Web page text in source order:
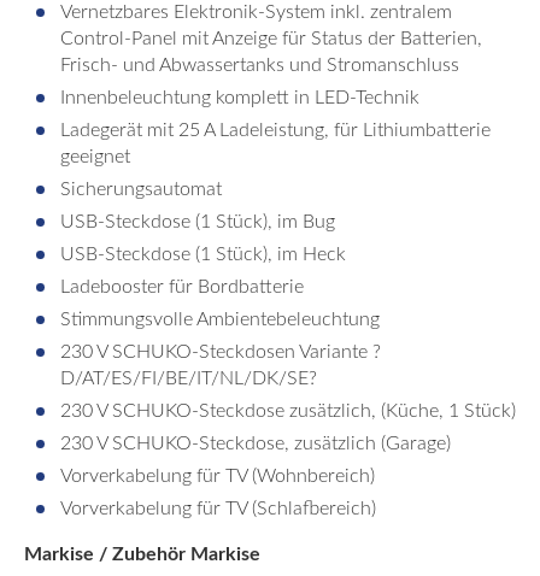
Vernetzbares Elektronik-System inkl. zentralem
Control-Panel mit Anzeige für Status der Batterien,
Frisch- und Abwassertanks und Stromanschluss
Innenbeleuchtung komplett in LED-Technik
Ladegerät mit 25 A Ladeleistung, für Lithiumbatterie
geeignet
Sicherungsautomat
USB-Steckdose (1 Stück), im Bug
USB-Steckdose (1 Stück), im Heck
Ladebooster für Bordbatterie
Stimmungsvolle Ambientebeleuchtung
230 V SCHUKO-Steckdosen Variante ?
D/AT/ES/FI/BE/IT/NL/DK/SE?
230 V SCHUKO-Steckdose zusätzlich, (Küche, 1 Stück)
230 V SCHUKO-Steckdose, zusätzlich (Garage)
Vorverkabelung für TV (Wohnbereich)
Vorverkabelung für TV (Schlafbereich)
Markise / Zubehör Markise